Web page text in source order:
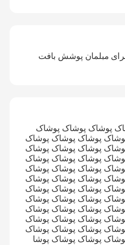
مبلمان پوشش بافت
پوشاک پوشاک پوشاک
پوشاک پوشاک پوشاک
پوشاک پوشاک پوشاک
پوشاک پوشاک پوشاک
پوشاک پوشاک پوشاک
پوشاک پوشاک پوشاک
پوشاک پوشاک پوشاک
پوشاک پوشاک پوشاک
پوشاک پوشاک پوشاک
پوشاک پوشاک پوشاک
پوشاک پوشاک پوشاک
پوشاک پوشاک پوشا